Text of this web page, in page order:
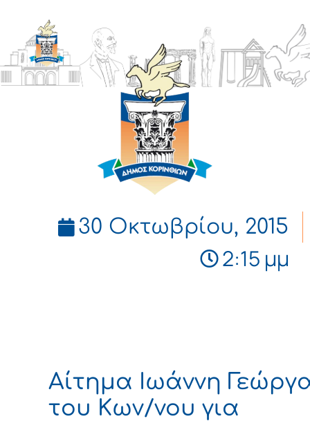
ΔΗΜΟΣ
ΚΟΡΙΝΘΙΩΝ
30 Οκτωβρίου, 2015
2:15 μμ
Αίτημα Ιωάννη
του Κων/νου για